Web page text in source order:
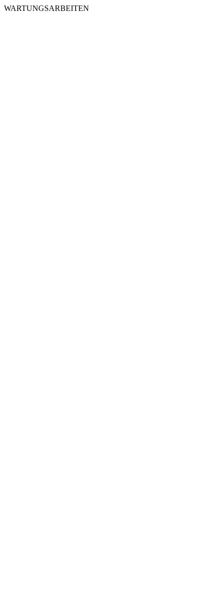
WARTUNGSARBEITEN